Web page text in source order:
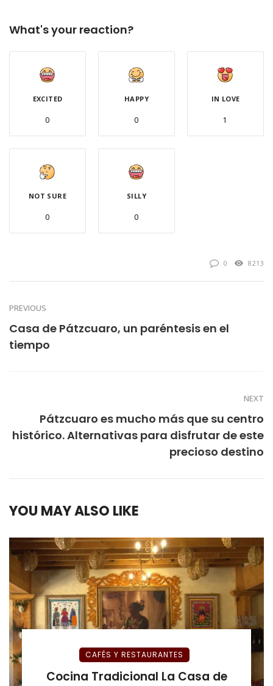
What's your reaction?
EXCITED
0
HAPPY
0
IN LOVE
1
NOT SURE
0
SILLY
0
0 8213
PREVIOUS
Casa de Pátzcuaro, un paréntesis en el
tiempo
NEXT
Pátzcuaro es mucho más que su centro
histórico. Alternativas para disfrutar de este
precioso destino
YOU MAY ALSO LIKE
CAFÉS Y RESTAURANTES
Cocina Tradicional La Casa de